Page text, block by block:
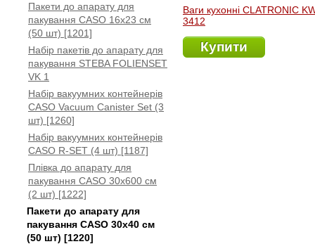
Пакети до апарату для
пакування CASO 16x23 см
(50 шт) [1201]
Набір пакетів до апарату для
пакування STEBA FOLIENSET
VK 1
Набір вакуумних контейнерів
CASO Vacuum Canister Set (3
шт) [1260]
Набір вакуумних контейнерів
CASO R-SET (4 шт) [1187]
Плівка до апарату для
пакування CASO 30x600 см
(2 шт) [1222]
Пакети до апарату для
пакування CASO 30x40 см
(50 шт) [1220]
Ваги кухонні CLATRONIC
3412
Купити